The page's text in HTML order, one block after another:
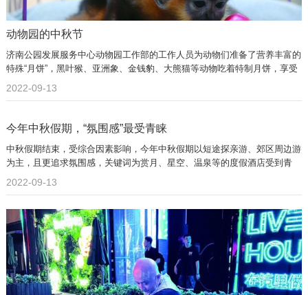
动物园的中秋节
济南公园发展服务中心动物园工作部的工作人员为动物们准备了营养丰富的
特殊“月饼”，黑叶猴、亚洲象、金钱豹、大熊猫等动物吃着特制月饼，享受
美食带来的快乐。
2022-09-13
今年中秋假期，“氛围感”最受青睐
中秋假期结束，受综合因素影响，今年中秋假期以短途探亲游、郊区周边游
为主，且更追求氛围感，关键词为赏月、星空、温泉等的度假酒店受到青
睐。
2022-09-13